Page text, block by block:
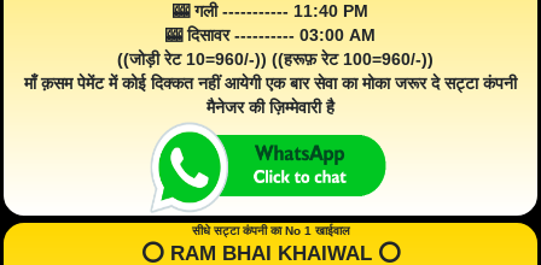
🎰 गली ----------- 11:40 PM
🎰 दिसावर ---------- 03:00 AM
((जोड़ी रेट 10=960/-)) ((हरूफ़ रेट 100=960/-))
माँ क़सम पेमेंट में कोई दिक्कत नहीं आयेगी एक बार सेवा का मोका जरूर दे सट्टा कंपनी
मैनेजर की ज़िम्मेवारी है
सीधे सट्टा कंपनी का No 1 खाईवाल
⭕️ RAM BHAI KHAIWAL ⭕️